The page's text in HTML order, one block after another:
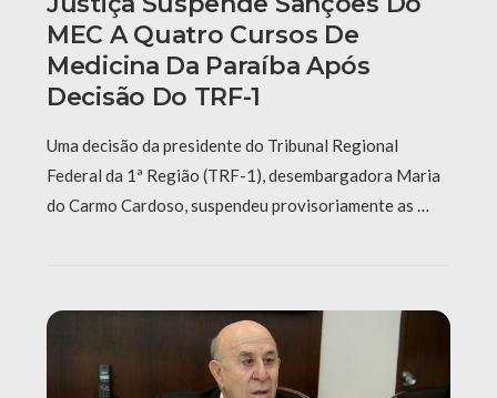
MEC A Quatro Cursos De
Medicina Da Paraíba Após
Decisão Do TRF-1
Uma decisão da presidente do Tribunal Regional
Federal da 1ª Região (TRF-1), desembargadora Maria
do Carmo Cardoso, suspendeu provisoriamente as …